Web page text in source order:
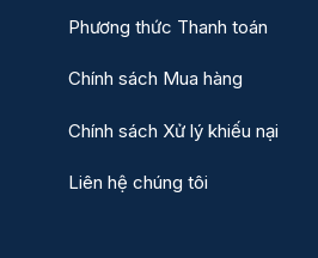
Phương thức Thanh toán
Chính sách Mua hàng
Chính sách Xử lý khiếu nại
Liên hệ chúng tôi